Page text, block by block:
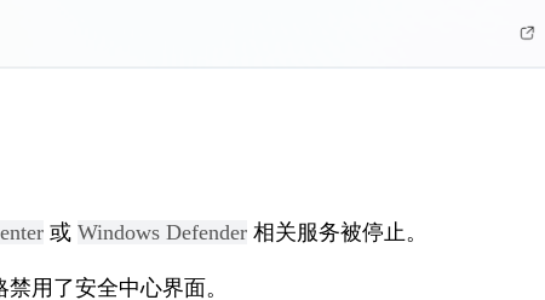
或 Windows Defender 相关服务被停止。
用了安全中心界面。